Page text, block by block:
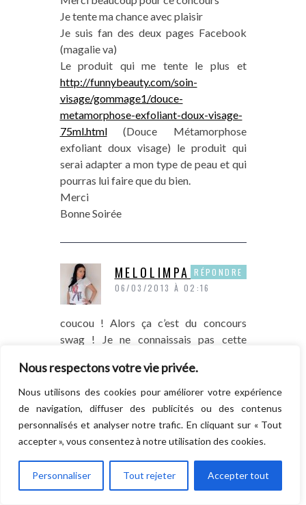
Nous respectons votre vie privée.
Nous utilisons des cookies pour améliorer votre expérience
de navigation, diffuser des publicités ou des contenus
personnalisés et analyser notre trafic. En cliquant sur « Tout
accepter », vous consentez à notre utilisation des cookies.
Personnaliser Tout rejeter Accepter tout
Je tente ma chance avec plaisir
Je suis fan des deux pages Facebook
(magalie va)
Le produit qui me tente le plus et
http://funnybeauty.com/soin-
visage/gommage1/douce-
metamorphose-exfoliant-doux-visage-
75ml.html(Douce Métamorphose
exfoliant doux visage) le produit qui
serai adapter a mon type de peau et qui
pourras lui faire que du bien.
Merci
Bonne Soirée
MELOLIMPARFAITE
06/03/2013 À 02:16
coucou ! Alors ça c’est du concours
swag ! Je ne connaissais pas cette
packagings! donc si j’avais la chance de
gagner je souhaiterais tester leur crème
de nuithttp://funnybeauty.com/soin-
visage/creme-de-nuit-my-beauty-
sleep-50ml.html
mon mail est melolimparfaite (at)
gmail.com
RÉPONDRE